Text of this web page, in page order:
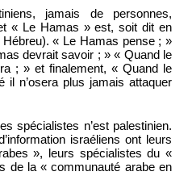
jamais de personnes,
« Le Hamas » est, soit dit en
« Le Hamas pense ; »
devrait savoir ; » « Quand le
; » et finalement, « Quand le
il n’osera plus jamais attaquer
spécialistes n’est palestinien.
israéliens ont leurs
», leurs spécialistes du «
de la « communauté arabe en